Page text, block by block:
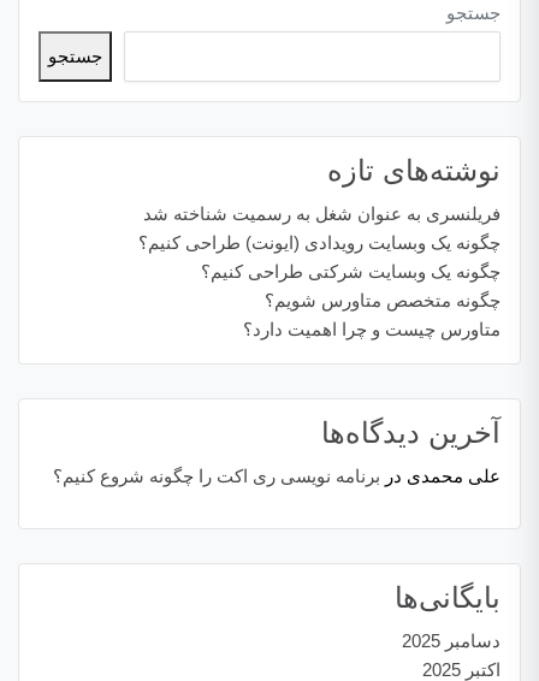
جستجو
جستجو
نوشته‌های تازه
فریلنسری به عنوان شغل به رسمیت شناخته شد
چگونه یک وبسایت رویدادی (ایونت) طراحی کنیم؟
چگونه یک وبسایت شرکتی طراحی کنیم؟
چگونه متخصص متاورس شویم؟
متاورس چیست و چرا اهمیت دارد؟
آخرین دیدگاه‌ها
علی محمدی در برنامه نویسی ری اکت را چگونه شروع کنیم؟
بایگانی‌ها
دسامبر 2025
اکتبر 2025